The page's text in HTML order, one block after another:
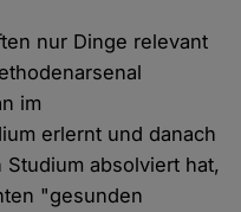
nur Dinge relevant
im
erlernt und danach
absolviert hat,
"gesunden